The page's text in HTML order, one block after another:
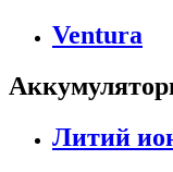
Ventura
Литий